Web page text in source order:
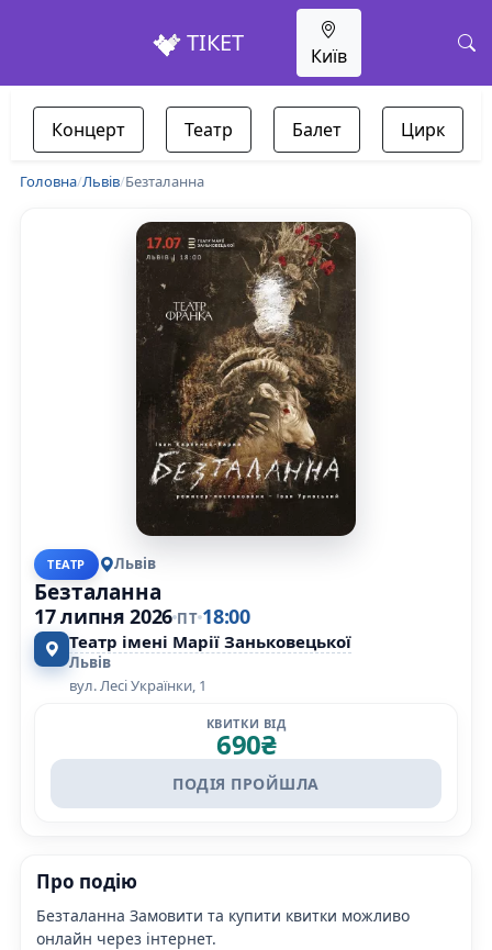
ТІКЕТ Київ
Концерт Театр Балет Цирк
Головна/Львів/Безталанна
ТЕАТР Львів
Безталанна
17 липня 2026 ПТ 18:00
Театр імені Марії Заньковецької
Львів
вул. Лесі Українки, 1
КВИТКИ ВІД
690₴
ПОДІЯ ПРОЙШЛА
Про подію
Безталанна Замовити та купити квитки можливо
онлайн через інтернет.